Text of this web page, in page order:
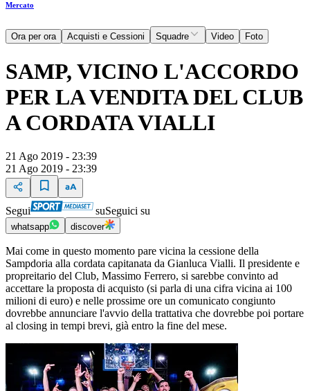
Mercato
Ora per ora Acquisti e Cessioni Squadre Video Foto
SAMP, VICINO L'ACCORDO
PER LA VENDITA DEL CLUB
A CORDATA VIALLI
21 Ago 2019 - 23:39
21 Ago 2019 - 23:39
Segui suSeguici su
whatsapp discover
Mai come in questo momento pare vicina la cessione della
Sampdoria alla cordata capitanata da Gianluca Vialli. Il presidente e
propreitario del Club, Massimo Ferrero, si sarebbe convinto ad
accettare la proposta di acquisto (si parla di una cifra vicina ai 100
milioni di euro) e nelle prossime ore un comunicato congiunto
dovrebbe annunciare l'avvio della trattativa che dovrebbe poi portare
al closing in tempi brevi, già entro la fine del mese.